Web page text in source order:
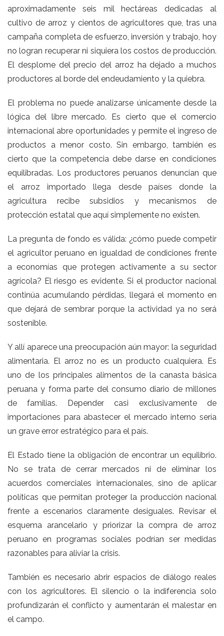
aproximadamente seis mil hectáreas dedicadas al
cultivo de arroz y cientos de agricultores que, tras una
campaña completa de esfuerzo, inversión y trabajo, hoy
no logran recuperar ni siquiera los costos de producción.
El desplome del precio del arroz ha dejado a muchos
productores al borde del endeudamiento y la quiebra.
El problema no puede analizarse únicamente desde la
lógica del libre mercado. Es cierto que el comercio
internacional abre oportunidades y permite el ingreso de
productos a menor costo. Sin embargo, también es
cierto que la competencia debe darse en condiciones
equilibradas. Los productores peruanos denuncian que
el arroz importado llega desde países donde la
agricultura recibe subsidios y mecanismos de
protección estatal que aquí simplemente no existen.
La pregunta de fondo es válida: ¿cómo puede competir
el agricultor peruano en igualdad de condiciones frente
a economías que protegen activamente a su sector
agrícola? El riesgo es evidente. Si el productor nacional
continúa acumulando pérdidas, llegará el momento en
que dejará de sembrar porque la actividad ya no será
sostenible.
Y allí aparece una preocupación aún mayor: la seguridad
alimentaria. El arroz no es un producto cualquiera. Es
uno de los principales alimentos de la canasta básica
peruana y forma parte del consumo diario de millones
de familias. Depender casi exclusivamente de
importaciones para abastecer el mercado interno sería
un grave error estratégico para el país.
El Estado tiene la obligación de encontrar un equilibrio.
No se trata de cerrar mercados ni de eliminar los
acuerdos comerciales internacionales, sino de aplicar
políticas que permitan proteger la producción nacional
frente a escenarios claramente desiguales. Revisar el
esquema arancelario y priorizar la compra de arroz
peruano en programas sociales podrían ser medidas
razonables para aliviar la crisis.
También es necesario abrir espacios de diálogo reales
con los agricultores. El silencio o la indiferencia solo
profundizarán el conflicto y aumentarán el malestar en
el campo.